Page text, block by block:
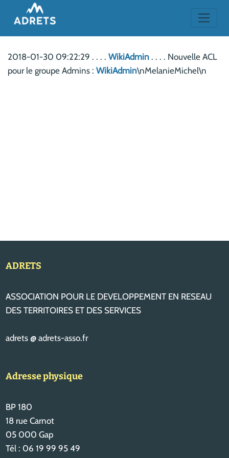
2018-01-30 09:22:29 . . . . WikiAdmin . . . . Nouvelle ACL
pour le groupe Admins : WikiAdmin\nMelanieMichel\n
ADRETS
ASSOCIATION POUR LE DEVELOPPEMENT EN RESEAU
DES TERRITOIRES ET DES SERVICES
adrets @ adrets-asso.fr
Adresse physique
BP 180
18 rue Carnot
05 000 Gap
Tél : 06 19 99 95 49